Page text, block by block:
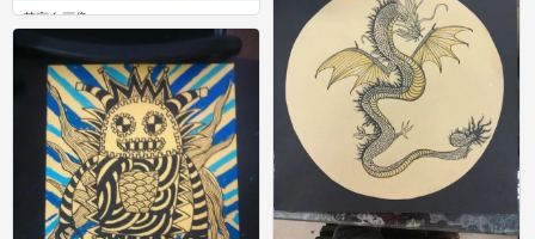
梵高自画像
0